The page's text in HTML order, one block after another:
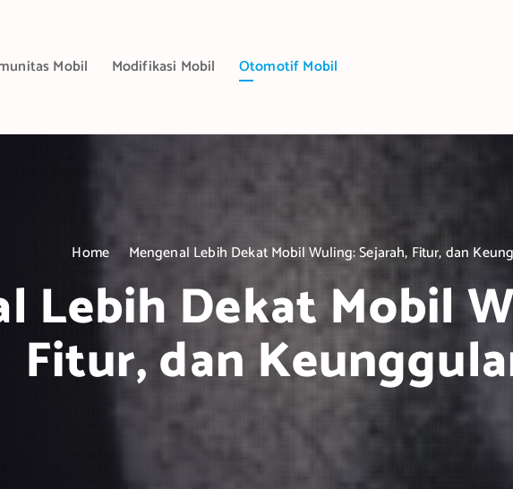
Mobil Modifikasi Mobil Otomotif Mobil
Home Mengenal Lebih Dekat Mobil Wuling: Sejarah, Fitur, dan
Lebih Dekat Mobil
Fitur, dan